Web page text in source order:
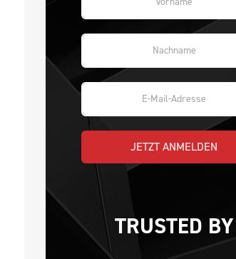
JETZT ANMELDEN
TRUSTED BY